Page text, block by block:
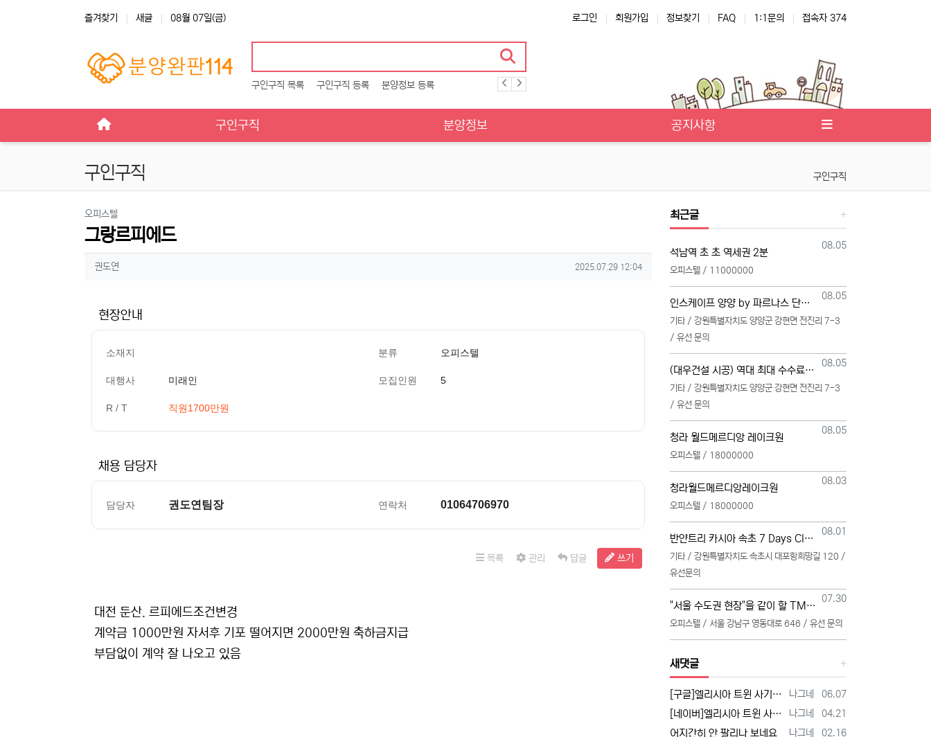
즐겨찾기 새글 08월 07일(금) 로그인 회원가입 정보찾기 FAQ 1:1문의 접속자 374
구인구직 목록 구인구직 등록 분양정보 등록
구인구직 분양정보 공지사항
구인구직 구인구직
오피스텔
그랑르피에드
작성자 정보
권도연 작성일
2025.07.29 12:04
현장안내
소재지 분류 오피스텔
대행사 미래인 모집인원 5
R / T 직원1700만원
채용 담당자
담당자 권도연팀장 연락처 01064706970
목록 관리 답글 쓰기
본문
대전 둔산. 르피에드조건변경
계약금 1000만원 자서후 기포 떨어지면 2000만원 축하금지급
부담없이 계약 잘 나오고 있음
최근글
등록일
08.05
석남역 초 초 역세권 2분
오피스텔 / 11000000
등록일
08.05
인스케이프 양양 by 파르나스 단일 본부 모집
기타 / 강원특별자치도 양양군 강현면 전진리 7-3
/ 유선 문의
등록일
08.05
(대우건설 시공) 역대 최대 수수료 지급, 단독 단일 영업본부 선착순 모집 (팀,팀원 개별문의 가능)
기타 / 강원특별자치도 양양군 강현면 전진리 7-3
/ 유선 문의
등록일
08.05
청라 월드메르디앙 레이크원
오피스텔 / 18000000
등록일
08.03
청라월드메르디앙레이크원
오피스텔 / 18000000
등록일
08.01
반얀트리 카시아 속초 7 Days Club OwnersMembership 분양직원 모집
기타 / 강원특별자치도 속초시 대포항희망길 120 /
유선문의
등록일
07.30
"서울 수도권 현장"을 같이 할 TM 총괄, 본부, 팀, 팀원 모집
오피스텔 / 서울 강남구 영동대로 646 / 유선 문의
새댓글
등록자
나그네 등록일
06.07
[구글]엘리시아 트윈 사기 - 검색
등록자
나그네 등록일
04.21
[네이버]엘리시아 트윈 사기 - 검색
등록자
나그네 등록일
02.16
어지간히 안 팔리나 보네요